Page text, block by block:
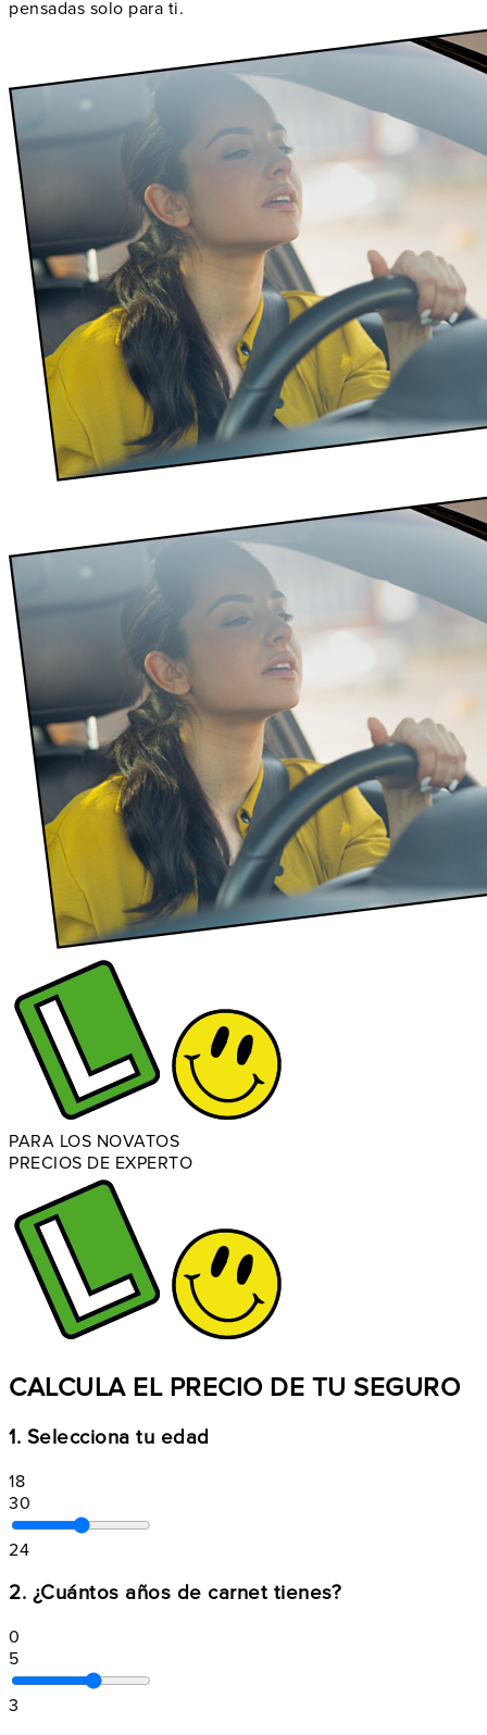
pensadas solo para ti.
PARA LOS NOVATOS
PRECIOS DE EXPERTO
CALCULA EL PRECIO DE TU SEGURO
1. Selecciona tu edad
18
30
24
2. ¿Cuántos años de carnet tienes?
0
5
3